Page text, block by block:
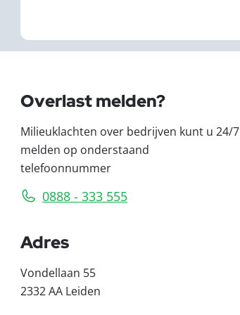
Overlast melden?
Milieuklachten over bedrijven kunt u 24/7
melden op onderstaand
telefoonnummer
0888 - 333 555
Adres
Vondellaan 55
2332 AA Leiden